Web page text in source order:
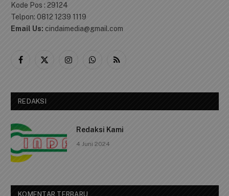
Kode Pos : 29124
Telpon: 0812 1239 1119
Email Us: cindaimedia@gmail.com
Facebook
X
InstagramWhatsApp
RSS
REDAKSI
Redaksi Kami
4 Juni 2024
KOMENTAR TERBARU